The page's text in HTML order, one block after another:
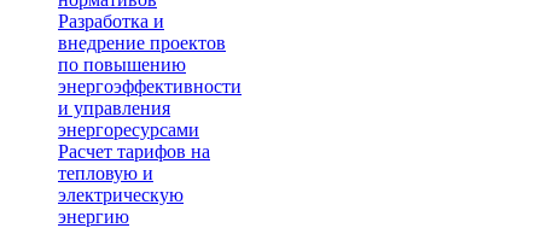
Разработка и
внедрение проектов
по повышению
энергоэффективности
и управления
энергоресурсами
Расчет тарифов на
тепловую и
электрическую
энергию